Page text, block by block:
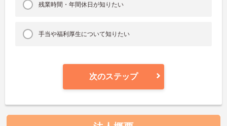
残業時間・年間休日が知りたい
手当や福利厚生について知りたい
次のステップ